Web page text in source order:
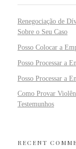
Renegociação de
Sobre o Seu Caso
Posso Colocar a
Posso Processar a
Posso Processar a
Como Provar
Testemunhos
RECENT